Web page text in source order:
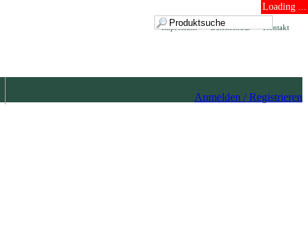
Loading ...
Kontakt
Datenschutz
Impressum
Anmelden / Registrieren